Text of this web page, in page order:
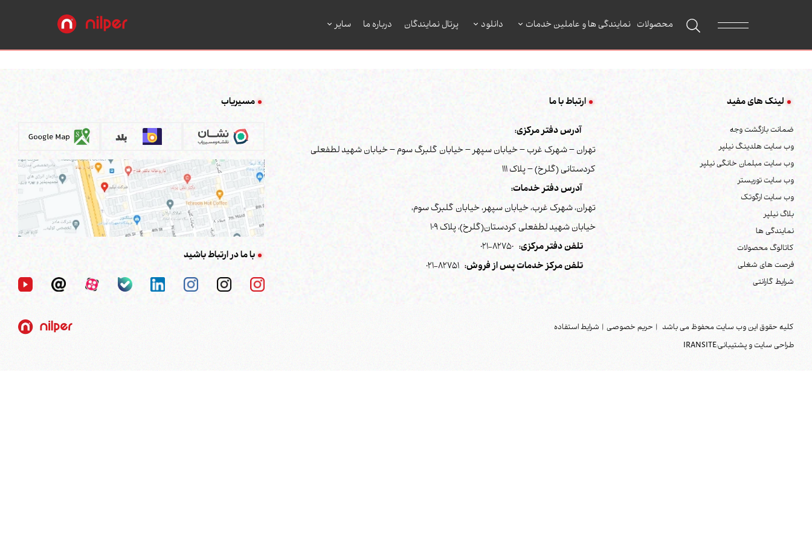
محصولات نمایندگی ها و عاملین خدمات دانلود پرتال نمایندگان درباره ما سایر
لینک های مفید
ضمانت بازگشت وجه
وب سایت هلدینگ نیلپر
وب سایت مبلمان خانگی نیلپر
وب سایت توریستر
وب سایت ارگوتک
بلاگ نیلپر
نمایندگی ها
کاتالوگ محصولات
فرصت های شغلی
شرایط گارانتی
ارتباط با ما
آدرس دفتر مرکزی:
تهران – شهرک غرب – خیابان سپهر – خیابان گلبرگ سوم – خیابان شهید لطفعلی
کردستانی (گلرخ) – پلاک 111
آدرس دفتر خدمات:
تهران، شهرک غرب، خیابان سپهر، خیابان گلبرگ سوم،
خیابان شهید لطفعلی کردستان(گلرخ)، پلاک 109
تلفن دفتر مرکزی:82750-021
تلفن مرکز خدمات پس از فروش:82751-021
مسیریاب
با ما در ارتباط باشید
کلیه حقوق این وب سایت محفوظ می باشد | حریم خصوصی | شرایط استفاده
طراحی سایت و پشتیبانی:IRANSITE